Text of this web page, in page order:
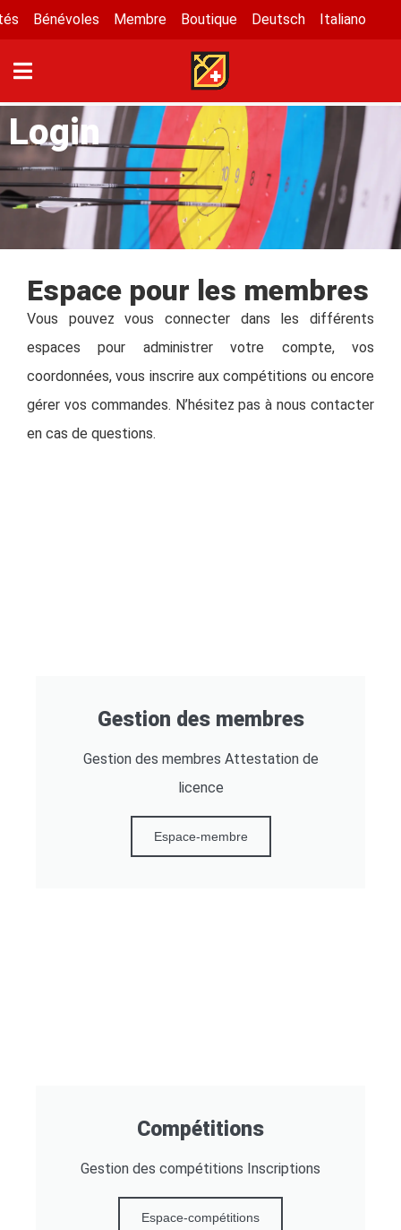
Bénévoles Membre Boutique Deutsch Italiano
Login
Espace pour les membres
Vous pouvez vous connecter dans les différents
espaces pour administrer votre compte, vos
coordonnées, vous inscrire aux compétitions ou encore
gérer vos commandes. N’hésitez pas à nous contacter
en cas de questions.
Gestion des membres
Gestion des membres Attestation de
licence
Espace-membre
Compétitions
Gestion des compétitions Inscriptions
Espace-compétitions